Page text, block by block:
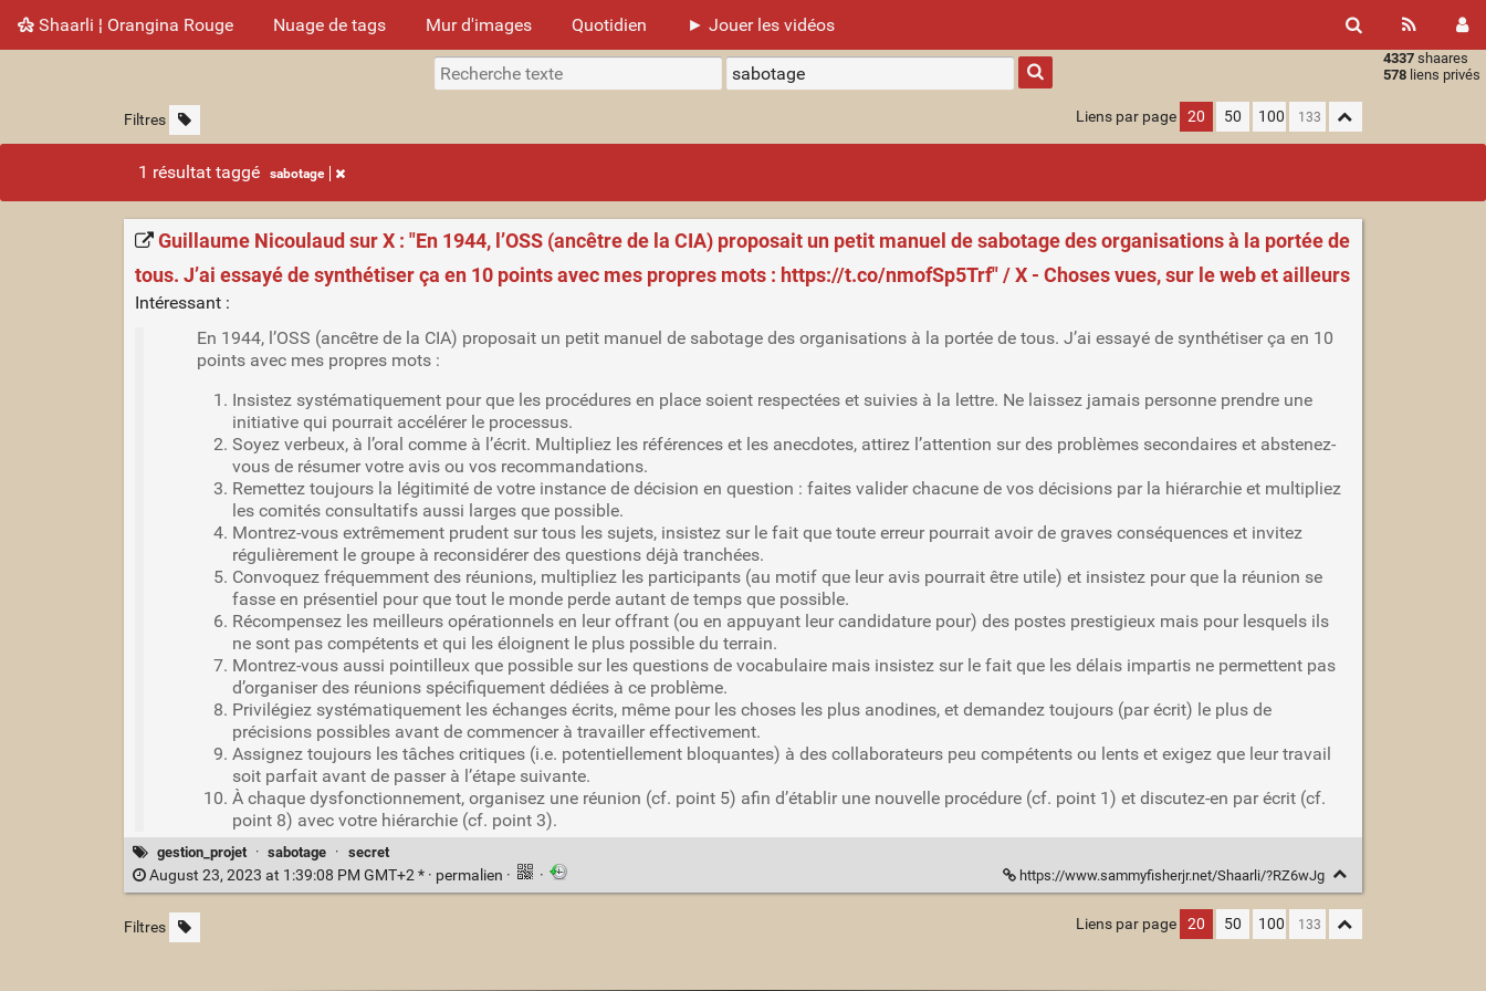
Shaarli ¦ Orangina Rouge Nuage de tags Mur d'images Quotidien ► Jouer les vidéos
4337 shaares
578 liens privés
Type 1 or
more
characters
results.
Filtres Liens par page 20 50 100
1 résultat taggé sabotage
Guillaume Nicoulaud sur X : "En 1944, l’OSS (ancêtre de la CIA) proposait un petit manuel de sabotage des organisations à la portée de
tous. J’ai essayé de synthétiser ça en 10 points avec mes propres mots : https://t.co/nmofSp5Trf" / X - Choses vues, sur le web et ailleurs
Intéressant :
En 1944, l’OSS (ancêtre de la CIA) proposait un petit manuel de sabotage des organisations à la portée de tous. J’ai essayé de synthétiser ça en 10
points avec mes propres mots :
Insistez systématiquement pour que les procédures en place soient respectées et suivies à la lettre. Ne laissez jamais personne prendre une
initiative qui pourrait accélérer le processus.
Soyez verbeux, à l’oral comme à l’écrit. Multipliez les références et les anecdotes, attirez l’attention sur des problèmes secondaires et abstenez-
vous de résumer votre avis ou vos recommandations.
Remettez toujours la légitimité de votre instance de décision en question : faites valider chacune de vos décisions par la hiérarchie et multipliez
les comités consultatifs aussi larges que possible.
Montrez-vous extrêmement prudent sur tous les sujets, insistez sur le fait que toute erreur pourrait avoir de graves conséquences et invitez
régulièrement le groupe à reconsidérer des questions déjà tranchées.
Convoquez fréquemment des réunions, multipliez les participants (au motif que leur avis pourrait être utile) et insistez pour que la réunion se
fasse en présentiel pour que tout le monde perde autant de temps que possible.
Récompensez les meilleurs opérationnels en leur offrant (ou en appuyant leur candidature pour) des postes prestigieux mais pour lesquels ils
ne sont pas compétents et qui les éloignent le plus possible du terrain.
Montrez-vous aussi pointilleux que possible sur les questions de vocabulaire mais insistez sur le fait que les délais impartis ne permettent pas
d’organiser des réunions spécifiquement dédiées à ce problème.
Privilégiez systématiquement les échanges écrits, même pour les choses les plus anodines, et demandez toujours (par écrit) le plus de
précisions possibles avant de commencer à travailler effectivement.
Assignez toujours les tâches critiques (i.e. potentiellement bloquantes) à des collaborateurs peu compétents ou lents et exigez que leur travail
soit parfait avant de passer à l’étape suivante.
À chaque dysfonctionnement, organisez une réunion (cf. point 5) afin d’établir une nouvelle procédure (cf. point 1) et discutez-en par écrit (cf.
point 8) avec votre hiérarchie (cf. point 3).
gestion_projet · sabotage · secret
August 23, 2023 at 1:39:08 PM GMT+2 * · permalien · · https://www.sammyfisherjr.net/Shaarli/?RZ6wJg
Filtres Liens par page 20 50 100